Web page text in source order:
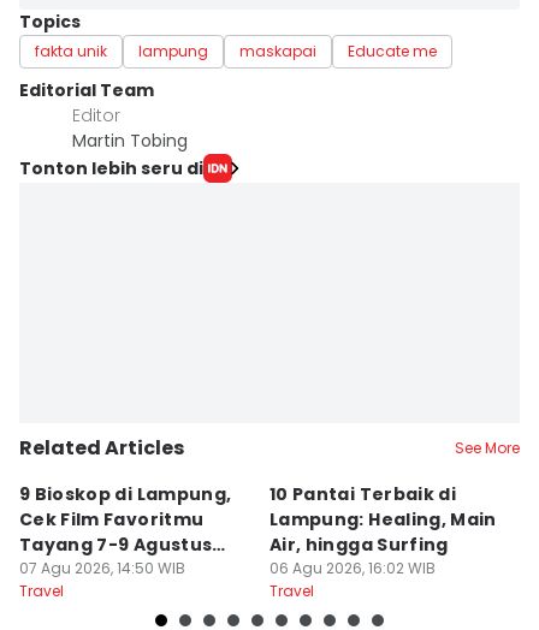
Topics
fakta unik lampung maskapai Educate me
Editorial Team
Editor
Martin Tobing
Tonton lebih seru di
Related Articles See More
9 Bioskop di Lampung,
Cek Film Favoritmu
Tayang 7-9 Agustus
2026
07 Agu 2026, 14:50 WIB
Travel
10 Pantai Terbaik di
Lampung: Healing, Main
Air, hingga Surfing
06 Agu 2026, 16:02 WIB
Travel